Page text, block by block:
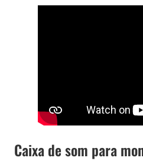
Caixa de som para